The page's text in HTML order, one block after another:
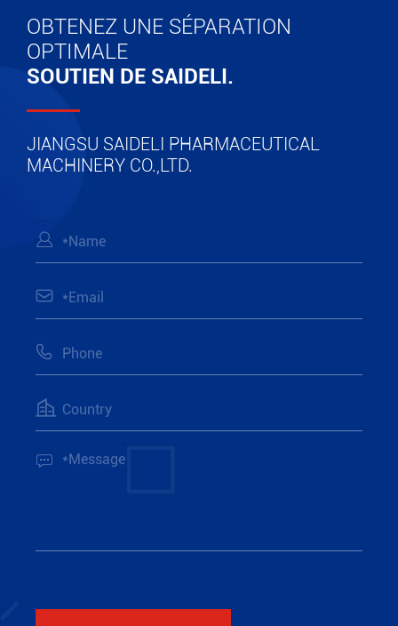
nombreuses années, avec la structure de joint
entier, la conformité élevée de GMP et de FDA,
degré élevé d'automatisation ainsi que moins
de consommation d'énergie, il est très populaire
OBTENEZ UNE SÉPARATION
OPTIMALE
SOUTIEN DE SAIDELI.
JIANGSU SAIDELI PHARMACEUTICAL
MACHINERY CO.,LTD.




